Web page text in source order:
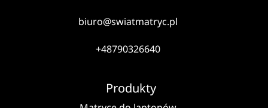
biuro@swiatmatryc.pl
+48790326640
Produkty